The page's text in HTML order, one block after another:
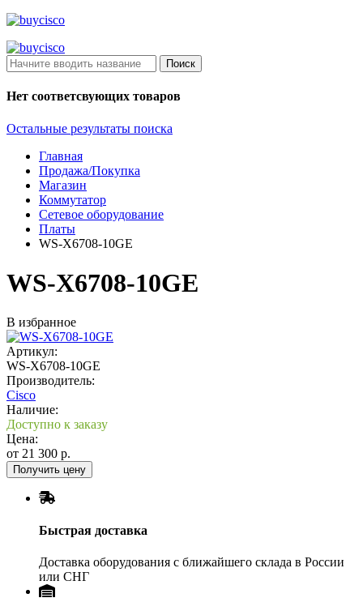
Поиск
Нет соответсвующих товаров
Остальные результаты поиска
Главная
Продажа/Покупка
Магазин
Коммутатор
Сетевое оборудование
Платы
WS-X6708-10GE
WS-X6708-10GE
В избранное
Артикул:
WS-X6708-10GE
Производитель:
Cisco
Наличие:
Доступно к заказу
Цена:
от 21 300 р.
Получить цену
Быстрая доставка
Доставка оборудования с ближайшего склада в России
или СНГ